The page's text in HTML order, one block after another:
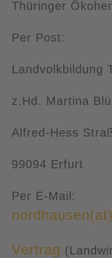
Thüringer
Per Post:
Landvolkbildung
z.Hd. Martina
Alfred-Hess
99094 Erfurt
Per E-Mail:
Vertrag